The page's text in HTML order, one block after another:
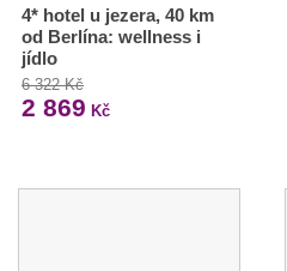
4* hotel u jezera, 40 km
od Berlína: wellness i
jídlo
6 322 Kč
2 869 Kč